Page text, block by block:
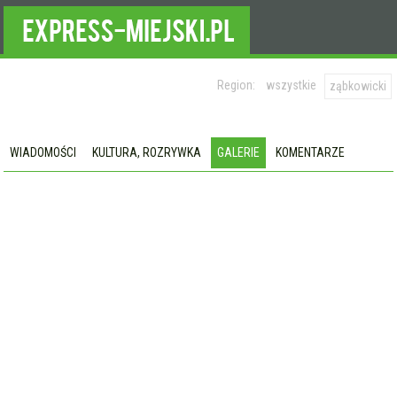
Region: wszystkie ząbkowicki
WIADOMOŚCI KULTURA, ROZRYWKA GALERIE KOMENTARZE